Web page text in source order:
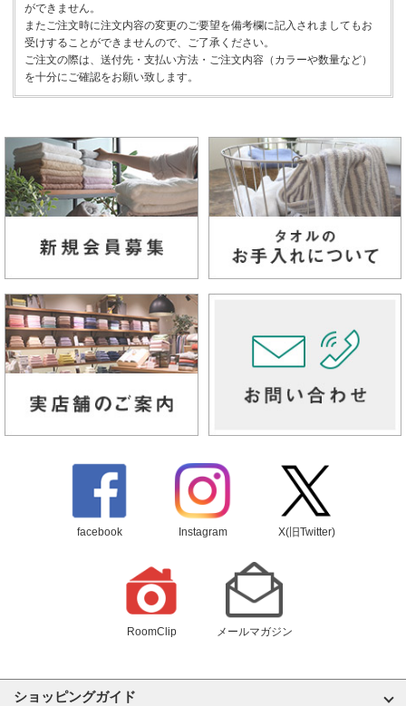
ができません。
またご注文時に注文内容の変更のご要望を備考欄に記入されましてもお
受けすることができませんので、ご了承ください。
ご注文の際は、送付先・支払い方法・ご注文内容（カラーや数量など）
を十分にご確認をお願い致します。
facebook Instagram X(旧Twitter)
RoomClip メールマガジン
ショッピングガイド